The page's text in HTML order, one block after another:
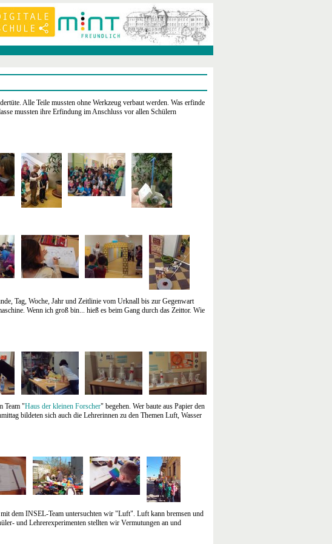
Alle Teile mussten ohne Werkzeug verbaut werden. Was erfinde
mussten ihre Erfindung im Anschluss vor allen Schülern
Tag, Woche, Jahr und Zeitlinie vom Urknall bis zur Gegenwart
Wenn ich groß bin... hieß es beim Gang durch das Zeittor. Wie
Team "Haus der kleinen Forscher" begehen. Wer baute aus Papier den
bildeten sich auch die Lehrerinnen zu den Themen Luft, Wasser
dem INSEL-Team untersuchten wir "Luft". Luft kann bremsen und
und Lehrerexperimenten stellten wir Vermutungen an und